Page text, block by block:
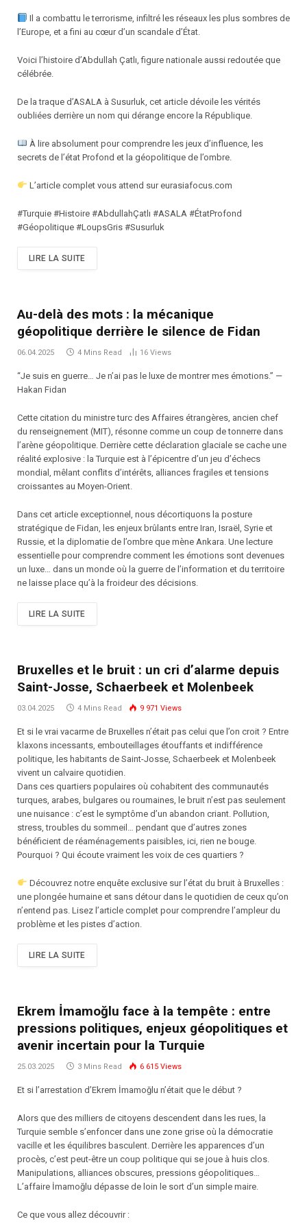
Il a combattu le terrorisme, infiltré les réseaux les plus sombres de
l’Europe, et a fini au cœur d’un scandale d’État.
Voici l’histoire d’Abdullah Çatlı, figure nationale aussi redoutée que
célébrée.
De la traque d’ASALA à Susurluk, cet article dévoile les vérités
oubliées derrière un nom qui dérange encore la République.
À lire absolument pour comprendre les jeux d’influence, les
secrets de l’état Profond et la géopolitique de l’ombre.
L’article complet vous attend sur eurasiafocus.com
#Turquie #Histoire #AbdullahÇatlı #ASALA #ÉtatProfond
#Géopolitique #LoupsGris #Susurluk
LIRE LA SUITE
Au-delà des mots : la mécanique
géopolitique derrière le silence de Fidan
06.04.2025 4 Mins Read 16 Views
“Je suis en guerre… Je n’ai pas le luxe de montrer mes émotions.” —
Hakan Fidan
Cette citation du ministre turc des Affaires étrangères, ancien chef
du renseignement (MIT), résonne comme un coup de tonnerre dans
l’arène géopolitique. Derrière cette déclaration glaciale se cache une
réalité explosive : la Turquie est à l’épicentre d’un jeu d’échecs
mondial, mêlant conflits d’intérêts, alliances fragiles et tensions
croissantes au Moyen-Orient.
Dans cet article exceptionnel, nous décortiquons la posture
stratégique de Fidan, les enjeux brûlants entre Iran, Israël, Syrie et
Russie, et la diplomatie de l’ombre que mène Ankara. Une lecture
essentielle pour comprendre comment les émotions sont devenues
un luxe… dans un monde où la guerre de l’information et du territoire
ne laisse place qu’à la froideur des décisions.
LIRE LA SUITE
Bruxelles et le bruit : un cri d’alarme depuis
Saint-Josse, Schaerbeek et Molenbeek
03.04.2025 4 Mins Read 9 971 Views
Et si le vrai vacarme de Bruxelles n’était pas celui que l’on croit ? Entre
klaxons incessants, embouteillages étouffants et indifférence
politique, les habitants de Saint-Josse, Schaerbeek et Molenbeek
vivent un calvaire quotidien.
Dans ces quartiers populaires où cohabitent des communautés
turques, arabes, bulgares ou roumaines, le bruit n’est pas seulement
une nuisance : c’est le symptôme d’un abandon criant. Pollution,
stress, troubles du sommeil… pendant que d’autres zones
bénéficient de réaménagements paisibles, ici, rien ne bouge.
Pourquoi ? Qui écoute vraiment les voix de ces quartiers ?
Découvrez notre enquête exclusive sur l’état du bruit à Bruxelles :
une plongée humaine et sans détour dans le quotidien de ceux qu’on
n’entend pas. Lisez l’article complet pour comprendre l’ampleur du
problème et les pistes d’action.
LIRE LA SUITE
Ekrem İmamoğlu face à la tempête : entre
pressions politiques, enjeux géopolitiques et
avenir incertain pour la Turquie
25.03.2025 3 Mins Read 6 615 Views
Et si l’arrestation d’Ekrem İmamoğlu n’était que le début ?
Alors que des milliers de citoyens descendent dans les rues, la
Turquie semble s’enfoncer dans une zone grise où la démocratie
vacille et les équilibres basculent. Derrière les apparences d’un
procès, c’est peut-être un coup politique qui se joue à huis clos.
Manipulations, alliances obscures, pressions géopolitiques…
L’affaire İmamoğlu dépasse de loin le sort d’un simple maire.
Ce que vous allez découvrir :